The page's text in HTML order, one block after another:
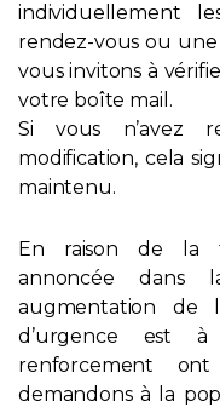
individuellement
rendez-vous ou
vous invitons à
votre boîte mail.
Si vous n’avez
modification, cela
maintenu.
En raison de la
annoncée dans
augmentation de
d’urgence est
renforcement
demandons à la